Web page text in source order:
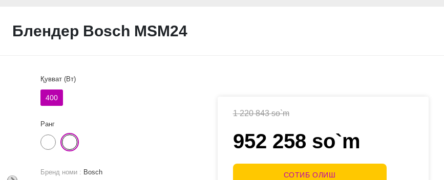
Блендер Bosch MSM24
1 220 843 so`m
952 258 so`m
СОТИБ ОЛИШ
Қувват (Вт)
400
Ранг
Бренд номи : Bosch